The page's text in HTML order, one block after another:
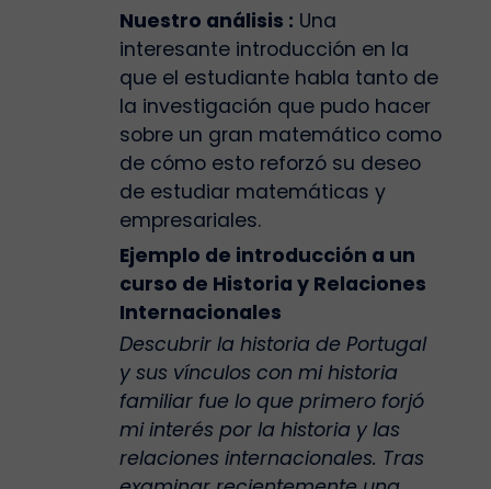
Nuestro análisis : Una
interesante introducción en la
que el estudiante habla tanto de
la investigación que pudo hacer
sobre un gran matemático como
de cómo esto reforzó su deseo
de estudiar matemáticas y
empresariales.
Ejemplo de introducción a un
curso de Historia y Relaciones
Internacionales
Descubrir la historia de Portugal
y sus vínculos con mi historia
familiar fue lo que primero forjó
mi interés por la historia y las
relaciones internacionales. Tras